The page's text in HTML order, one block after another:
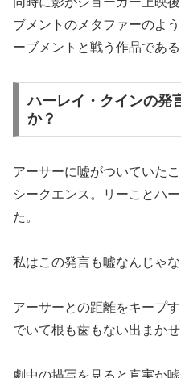
ブメントのメタファーのよ
ーブメントと戦う作品であ
ハーレイ・クインの発
か？
アーサーに嘘がついていた
シークエンス。リーことハ
た。
私はこの発言も嘘なんじゃ
アーサーとの距離をキープ
でいて根も歯もない出まかせ
劇中の描写を見ると真実か